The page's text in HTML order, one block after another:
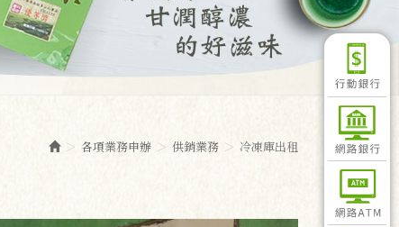
各項業務申辦 供銷業務 冷凍庫出租